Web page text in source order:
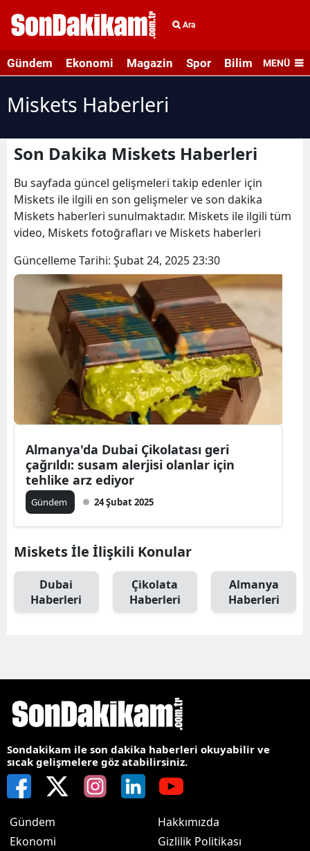
Ara
Gündem Ekonomi Magazin Spor Bilim veMENÜ
Miskets Haberleri
Son Dakika Miskets Haberleri
Bu sayfada güncel gelişmeleri takip edenler için
Miskets ile ilgili en son gelişmeler ve son dakika
Miskets haberleri sunulmaktadır. Miskets ile ilgili tüm
video, Miskets fotoğrafları ve Miskets haberleri
Güncelleme Tarihi: Şubat 24, 2025 23:30
Almanya'da Dubai Çikolatası geri
çağrıldı: susam alerjisi olanlar için
tehlike arz ediyor
Gündem 24 Şubat 2025
Miskets İle İlişkili Konular
Dubai
Haberleri
Çikolata
Haberleri
Almanya
Haberleri
Sondakikam ile son dakika haberleri okuyabilir ve
sıcak gelişmelere göz atabilirsiniz.
Gündem
Ekonomi
Hakkımızda
Gizlilik Politikası